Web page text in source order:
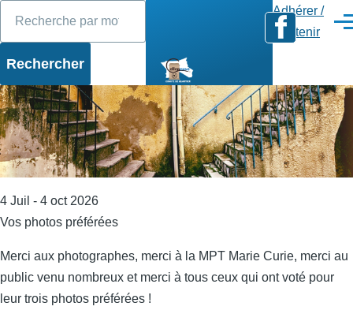
Adhérer /
Soutenir
Diaporama
4 Juil - 4 oct 2026
Vos photos préférées
Merci aux photographes, merci à la MPT Marie Curie, merci au
public venu nombreux et merci à tous ceux qui ont voté pour
leur trois photos préférées !